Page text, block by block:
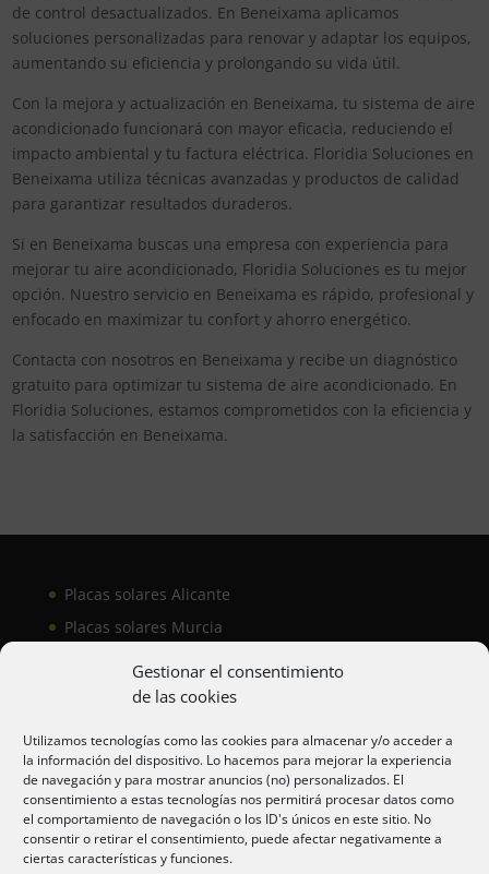
Gestionar el consentimiento
de las cookies
Utilizamos tecnologías como las cookies para almacenar y/o acceder a
la información del dispositivo. Lo hacemos para mejorar la experiencia
de navegación y para mostrar anuncios (no) personalizados. El
consentimiento a estas tecnologías nos permitirá procesar datos como
el comportamiento de navegación o los ID's únicos en este sitio. No
consentir o retirar el consentimiento, puede afectar negativamente a
ciertas características y funciones.
de control desactualizados. En Beneixama aplicamos
soluciones personalizadas para renovar y adaptar los equipos,
aumentando su eficiencia y prolongando su vida útil.
Con la mejora y actualización en Beneixama, tu sistema de aire
acondicionado funcionará con mayor eficacia, reduciendo el
impacto ambiental y tu factura eléctrica. Floridia Soluciones en
Beneixama utiliza técnicas avanzadas y productos de calidad
para garantizar resultados duraderos.
Si en Beneixama buscas una empresa con experiencia para
mejorar tu aire acondicionado, Floridia Soluciones es tu mejor
opción. Nuestro servicio en Beneixama es rápido, profesional y
enfocado en maximizar tu confort y ahorro energético.
Contacta con nosotros en Beneixama y recibe un diagnóstico
gratuito para optimizar tu sistema de aire acondicionado. En
Floridia Soluciones, estamos comprometidos con la eficiencia y
la satisfacción en Beneixama.
Placas solares Alicante
Placas solares Murcia
Aire acondicionado Alicante
Aire acondicionador Murcia
Aire acondicionado San Juan